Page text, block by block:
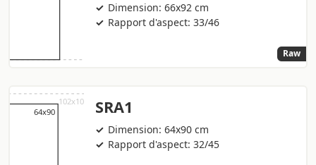
Dimension: 66x92 cm
Rapport d'aspect: 33/46
Raw
SRA1
Dimension: 64x90 cm
Rapport d'aspect: 32/45